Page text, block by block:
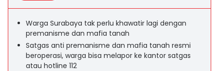
Warga Surabaya tak perlu khawatir lagi dengan
premanisme dan mafia tanah
Satgas anti premanisme dan mafia tanah resmi
beroperasi, warga bisa melapor ke kantor satgas
atau hotline 112